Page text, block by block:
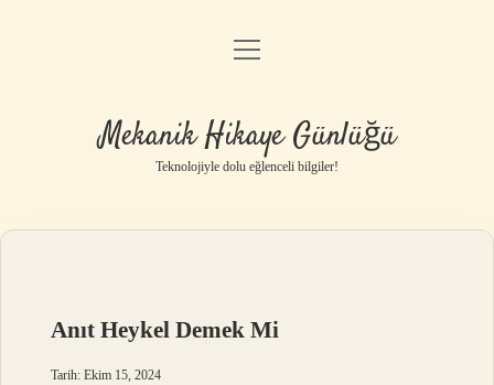
Anasayfa
Yasal Uyarı
menüyü
Mekanik Hikaye Günlüğü
Teknolojiyle dolu eğlenceli bilgiler!
Anıt Heykel Demek Mi
Tarih: Ekim 15, 2024